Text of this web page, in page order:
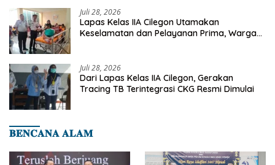
Juli 28, 2026
Lapas Kelas IIA Cilegon Utamakan
Keselamatan dan Pelayanan Prima, Warga
Juli 28, 2026
Dari Lapas Kelas IIA Cilegon, Gerakan
Tracing TB Terintegrasi CKG Resmi Dimulai
𝐁𝐄𝐍𝐂𝐀𝐍𝐀 𝐀𝐋𝐀𝐌